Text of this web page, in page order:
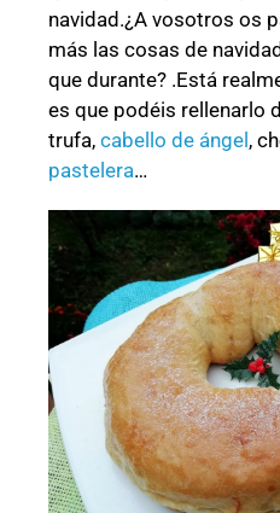
navidad.¿A vosotros os
más las cosas de
que durante? .Está
es que podéis rellenarlo
trufa, cabello de ángel,
pastelera…